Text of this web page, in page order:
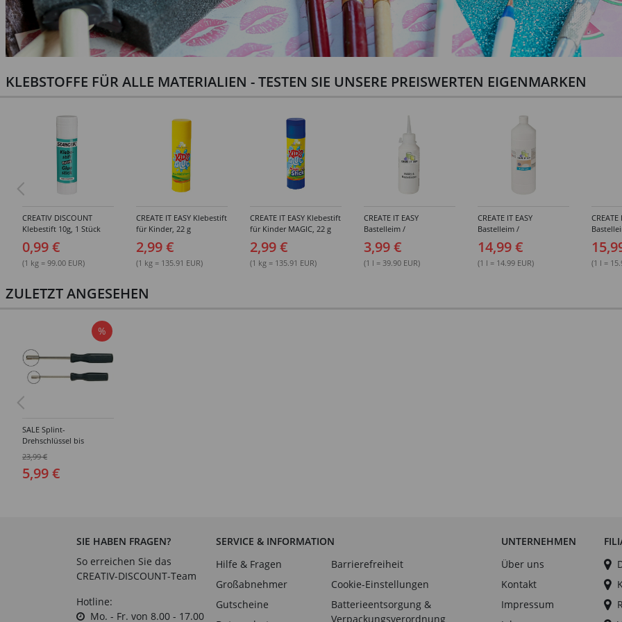
KLEBSTOFFE FÜR ALLE MATERIALIEN - TESTEN SIE UNSERE PREISWERTEN EIGENMARKEN
CREATIV DISCOUNT
Klebestift 10g, 1 Stück
0,99 €
(1 kg = 99.00 EUR)
CREATE IT EASY Klebestift
für Kinder, 22 g
2,99 €
(1 kg = 135.91 EUR)
CREATE IT EASY Klebestift
für Kinder MAGIC, 22 g
2,99 €
(1 kg = 135.91 EUR)
CREATE IT EASY
Bastelleim /
Buchbinderleim, 100 ml
3,99 €
(1 l = 39.90 EUR)
CREATE IT EASY
Bastelleim /
Buchbinderleim, 1000 ml
14,99 €
(1 l = 14.99 EUR)
CREATE
ohne
1000 ml
(1 l =
ZULETZT ANGESEHEN
%
SALE Splint-
Drehschlüssel bis
Gelenkgröße 65mm
23,99 €
5,99 €
SIE HABEN FRAGEN?
So erreichen Sie das
CREATIV-DISCOUNT-Team
Hotline:
Mo. - Fr. von 8.00 - 17.00
SERVICE & INFORMATION
Hilfe & Fragen
Großabnehmer
Gutscheine
Barrierefreiheit
Cookie-Einstellungen
Batterieentsorgung &
Verpackungsverordnung
UNTERNEHMEN
Über uns
Kontakt
Impressum